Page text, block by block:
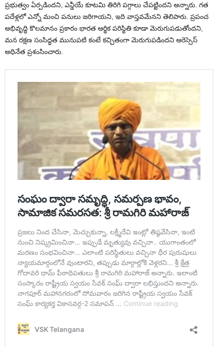
ప్రభుత్వం ఏర్పడిందని, ఎన్డీయే కూటమి తిరిగి పగ్గాలు చేపట్టిందని అన్నారు. గత
పదేళ్లలో ఎన్నో మంచి పనులు జరిగాయని, ఇది వాస్తవమేనని తెలిపారు. ప్రపంచ
అభివృద్ధి కొలమానం ప్రకారం భారత ఆర్థిక పరిస్థితి కూడా మెరుగుపడుతోందని,
మన రక్షణ సంసిద్ధత మునుపటి కంటే కచ్చితంగా మెరుగుపడిందని ఆరెస్సెస్
అధినేత ప్రశంసించారు.